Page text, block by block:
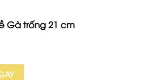
Gà trống 21 cm
21 cm số lượng